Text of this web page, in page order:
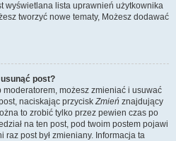
wyświetlana lista uprawnień użytkownika
tworzyć nowe tematy, Możesz dodawać
post?
możesz zmieniać i usuwać
naciskając przyciskZmień znajdujący
to zrobić tylko przez pewien czas po
na ten post, pod twoim postem pojawi
post był zmieniany. Informacja ta